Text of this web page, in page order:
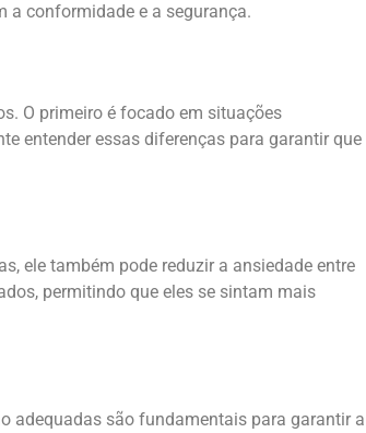
a conformidade e a segurança.
O primeiro é focado em situações
entender essas diferenças para garantir que
ele também pode reduzir a ansiedade entre
permitindo que eles se sintam mais
adequadas são fundamentais para garantir a